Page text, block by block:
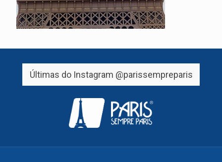
Últimas do Instagram @parissempreparis